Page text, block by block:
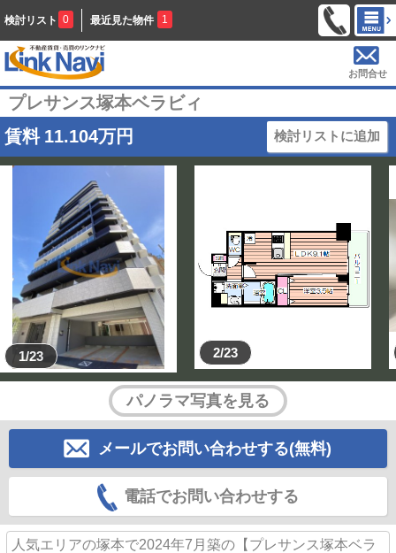
検討リスト 0 最近見た物件 1
お問合せ
プレサンス塚本ベラビィ
賃料 11.104万円 検討リストに追加
1/23 2/23
パノラマ写真を見る
メールでお問い合わせする(無料)
電話でお問い合わせする
人気エリアの塚本で2024年7月築の【プレサンス塚本ベラ